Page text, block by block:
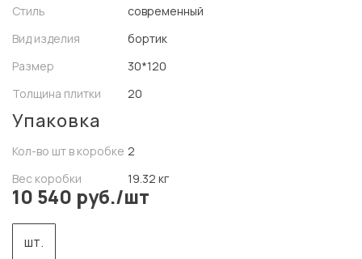
Стиль
современный
Вид изделия
бортик
Размер
30*120
Толщина плитки
20
Упаковка
Кол-во шт в коробке 2
Вес коробки
19.32 кг
10 540 руб./шт
шт.